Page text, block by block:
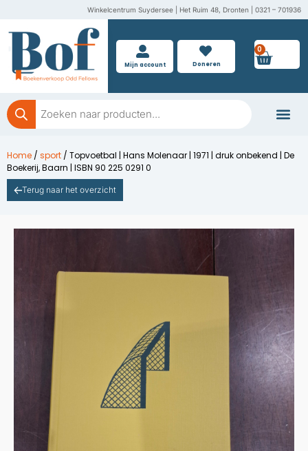
inhoud
Winkelcentrum Suydersee | Het Ruim 48, Dronten | 0321 – 701936
Mijn account Doneren
0
Producten
zoeken
Home / sport / Topvoetbal | Hans Molenaar | 1971 | druk onbekend | De
Boekerij, Baarn | ISBN 90 225 0291 0
Terug naar het overzicht